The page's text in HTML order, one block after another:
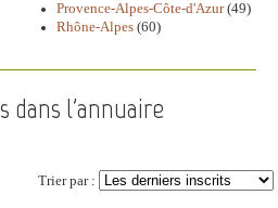
Provence-Alpes-Côte-d'Azur(49)
Rhône-Alpes (60)
dans l'annuaire
Trier par :